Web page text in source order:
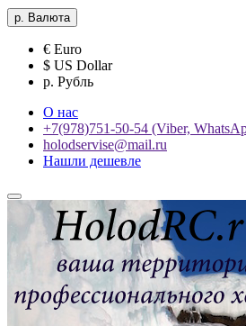
р. Валюта
€ Euro
$ US Dollar
р. Рубль
О нас
+7(978)751-50-54 (Viber,
holodservise@mail.ru
Нашли дешевле